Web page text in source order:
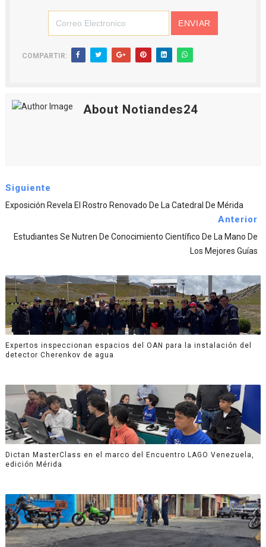
COMPARTIR:
About Notiandes24
Siguiente
Exposición Revela El Rostro Renovado De La Catedral De Mérida
Anterior
Estudiantes Se Nutren De Conocimiento Científico De La Mano De
Los Mejores Guías
Expertos inspeccionan espacios del OAN para la instalación del
detector Cherenkov de agua
Dictan MasterClass en el marco del Encuentro LAGO Venezuela,
edición Mérida